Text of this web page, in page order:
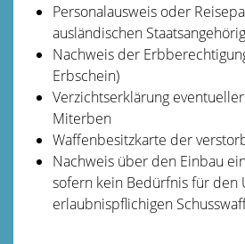
Personalausweis oder
ausländischen
Nachweis der
Erbschein)
Verzichtserklärung
Miterben
Waffenbesitzkarte der
Nachweis über den Einbau
sofern kein Bedürfnis für den
erlaubnispflichigen